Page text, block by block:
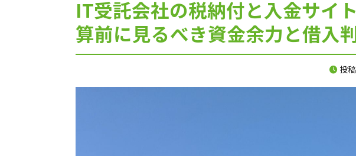
IT受託会社の税納付と入金サイ
算前に見るべき資金余力と借入
投
120分で
入金、
複雑
120分の